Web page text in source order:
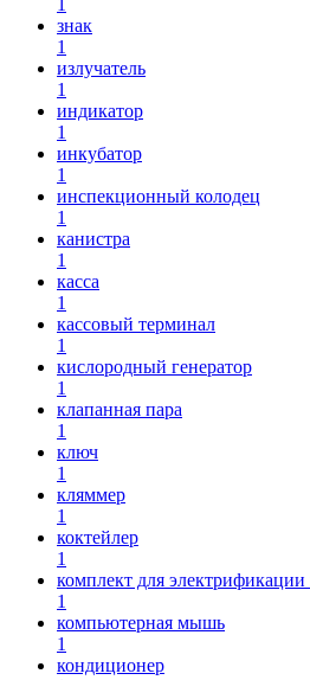
знак
1
излучатель
1
индикатор
1
инкубатор
1
инспекционный колодец
1
канистра
1
касса
1
кассовый терминал
1
кислородный генератор
1
клапанная пара
1
ключ
1
кляммер
1
коктейлер
1
комплект для электрификации
1
компьютерная мышь
1
кондиционер